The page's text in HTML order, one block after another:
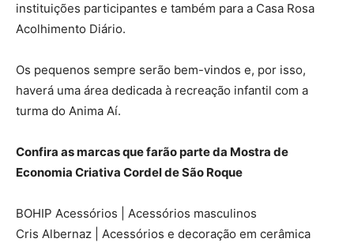
instituições participantes e também para a Casa Rosa
Acolhimento Diário.
Os pequenos sempre serão bem-vindos e, por isso,
haverá uma área dedicada à recreação infantil com a
turma do Anima Aí.
Confira as marcas que farão parte da Mostra de
Economia Criativa Cordel de São Roque
BOHIP Acessórios | Acessórios masculinos
Cris Albernaz | Acessórios e decoração em cerâmica